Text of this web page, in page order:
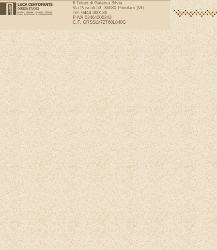
Il Telaio di Gaiarsa Silvia
Via Pascoli 53, 36030 Povolaro (VI)
Tel: 0444 360136
P.IVA 03464000243
C.F. GRSSLV72T60L840G